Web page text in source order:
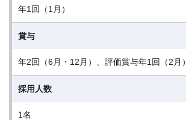
年1回（1月）
賞与
年2回（6月・12月）、評価賞与年1回（2月）
採用人数
1名